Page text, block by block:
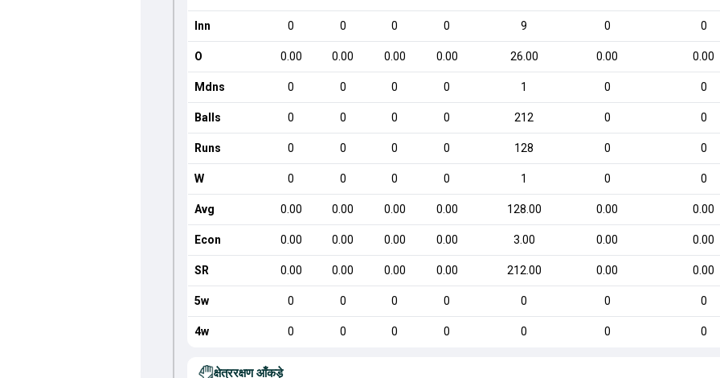
Inn 0 0 0 0 9 0 0
O 0.00 0.00 0.00 0.00 26.00 0.00 0.00
Mdns 0 0 0 0 1 0 0
Balls 0 0 0 0 212 0 0
Runs 0 0 0 0 128 0 0
W 0 0 0 0 1 0 0
Avg 0.00 0.00 0.00 0.00 128.00 0.00 0.00
Econ 0.00 0.00 0.00 0.00 3.00 0.00 0.00
SR 0.00 0.00 0.00 0.00 212.00 0.00 0.00
5w 0 0 0 0 0 0 0
4w 0 0 0 0 0 0 0
क्षेत्ररक्षण आँकड़े